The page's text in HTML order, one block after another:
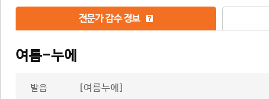
전문가 감수 정보
여름-누에
발음 [여름누에]